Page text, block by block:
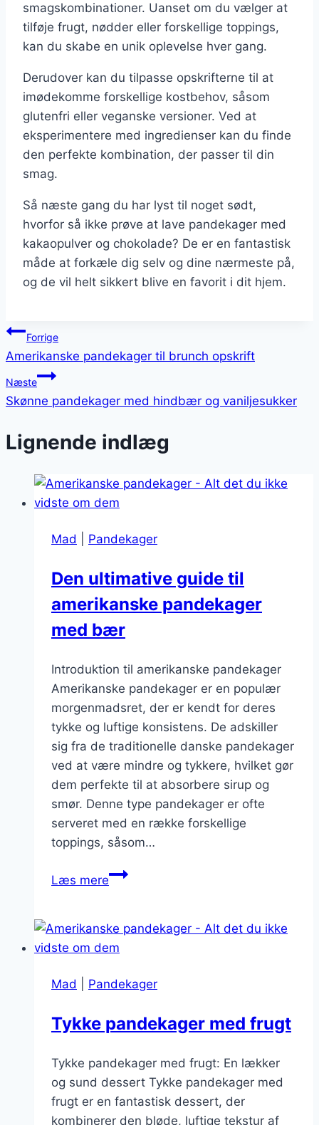
smagskombinationer. Uanset om du vælger at
tilføje frugt, nødder eller forskellige toppings,
kan du skabe en unik oplevelse hver gang.
Derudover kan du tilpasse opskrifterne til at
imødekomme forskellige kostbehov, såsom
glutenfri eller veganske versioner. Ved at
eksperimentere med ingredienser kan du finde
den perfekte kombination, der passer til din
smag.
Så næste gang du har lyst til noget sødt,
hvorfor så ikke prøve at lave pandekager med
kakaopulver og chokolade? De er en fantastisk
måde at forkæle dig selv og dine nærmeste på,
og de vil helt sikkert blive en favorit i dit hjem.
Indlægsnavigation
Forrige
Amerikanske pandekager til brunch opskrift
Næste
Skønne pandekager med hindbær og vaniljesukker
Lignende indlæg
Mad Pandekager
Den ultimative guide til
amerikanske pandekager
med bær
Introduktion til amerikanske pandekager
Amerikanske pandekager er en populær
morgenmadsret, der er kendt for deres
tykke og luftige konsistens. De adskiller
sig fra de traditionelle danske pandekager
ved at være mindre og tykkere, hvilket gør
dem perfekte til at absorbere sirup og
smør. Denne type pandekager er ofte
serveret med en række forskellige
toppings, såsom…
Læs mereDen
til
amerikanske
med
Mad Pandekager
Tykke pandekager med frugt
Tykke pandekager med frugt: En lækker
og sund dessert Tykke pandekager med
frugt er en fantastisk dessert, der
kombinerer den bløde, luftige tekstur af